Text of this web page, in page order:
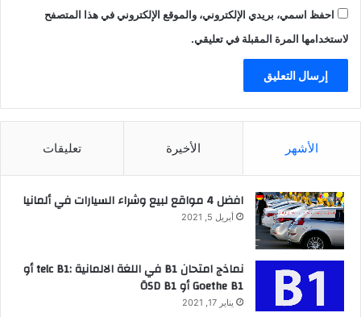
احفظ اسمي، بريدي الإلكتروني، والموقع الإلكتروني في هذا المتصفح
لاستخدامها المرة المقبلة في تعليقي.
الأشهر الأخيرة تعليقات
افضل 4 مواقع لبيع وشراء السيارات في ألمانيا
أبريل 5, 2021
نماذج امتحان B1 في اللغة الالمانية :telc B1 أو
Goethe B1 أو ÖSD B1
يناير 17, 2021